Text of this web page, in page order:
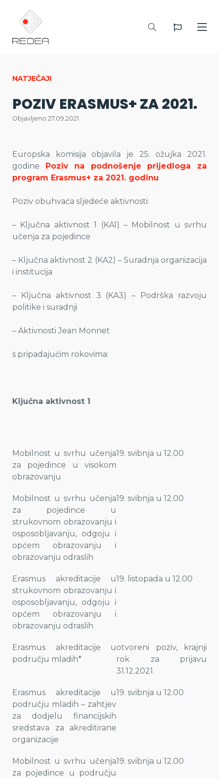
NATJEČAJI
POZIV ERASMUS+ ZA 2021.
Objavljeno 27.09.2021
Europska komisija objavila je 25. ožujka 2021.
godine Poziv na podnošenje prijedloga za
program Erasmus+ za 2021. godinu
Poziv obuhvaća sljedeće aktivnosti:
– Ključna aktivnost 1 (KA1) – Mobilnost u svrhu
učenja za pojedince
– Ključna aktivnost 2 (KA2) – Suradnja organizacija
i institucija
– Ključna aktivnost 3 (KA3) – Podrška razvoju
politike i suradnji
– Aktivnosti Jean Monnet
s pripadajućim rokovima:
Ključna aktivnost 1
Mobilnost u svrhu učenja
za pojedince u visokom
obrazovanju
19. svibnja u 12.00
Mobilnost u svrhu učenja
za pojedince u
strukovnom obrazovanju i
osposobljavanju, odgoju i
općem obrazovanju i
obrazovanju odraslih
19. svibnja u 12.00
Erasmus akreditacije u
strukovnom obrazovanju i
osposobljavanju, odgoju i
općem obrazovanju i
obrazovanju odraslih
19. listopada u 12.00
Erasmus akreditacije u
području mladih*
otvoreni poziv, krajnji
rok za prijavu
31.12.2021.
Erasmus akreditacije u
području mladih – zahtjev
za dodjelu financijskih
sredstava za akreditirane
organizacije
19. svibnja u 12.00
Mobilnost u svrhu učenja
za pojedince u području
19. svibnja u 12.00